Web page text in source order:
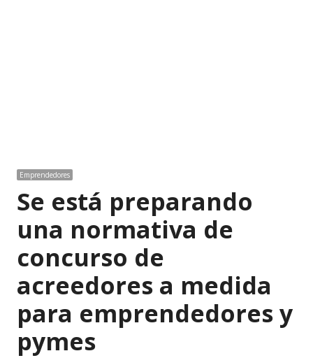
Emprendedores
Se está preparando
una normativa de
concurso de
acreedores a medida
para emprendedores y
pymes